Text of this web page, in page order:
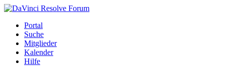
Portal
Suche
Mitglieder
Kalender
Hilfe